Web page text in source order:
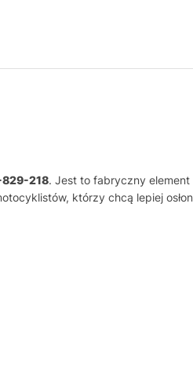
218. Jest to fabryczny
którzy chcą lepiej